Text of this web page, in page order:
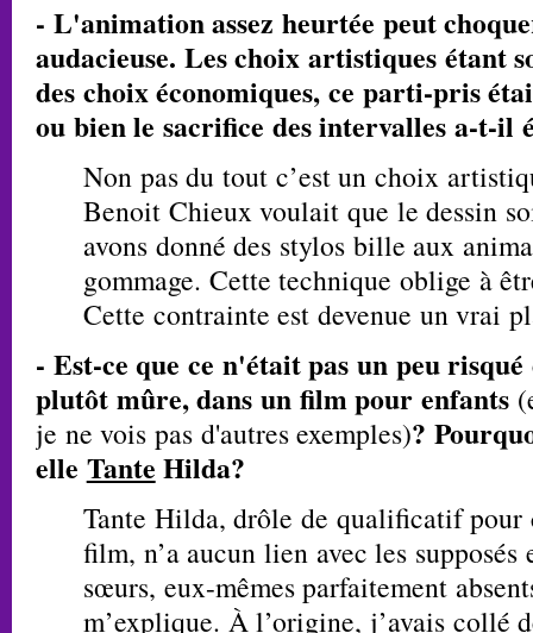
- L'animation assez heurtée peut
audacieuse. Les choix artistiques étant
des choix économiques, ce parti-pris
ou bien le sacrifice des intervalles a-t-il
Non pas du tout c’est un choix
Benoit Chieux voulait que le dessin
avons donné des stylos bille aux
gommage. Cette technique oblige à
Cette contrainte est devenue un vrai
- Est-ce que ce n'était pas un peu
plutôt mûre, dans un film pour enfants
je ne vois pas d'autres exemples)?
elle Tante Hilda?
Tante Hilda, drôle de qualificatif pour
film, n’a aucun lien avec les supposés
sœurs, eux-mêmes parfaitement
m’explique. À l’origine, j’avais collé